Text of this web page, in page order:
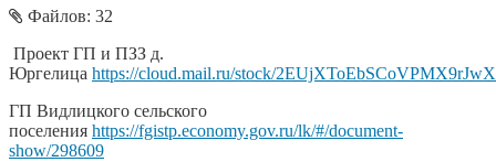
Файлов: 32
Проект ГП и ПЗЗ д.
Юргелица https://cloud.mail.ru/stock/
ГП Видлицкого сельского
поселения https://fgistp.economy.gov.ru/lk/#/document-
show/298609